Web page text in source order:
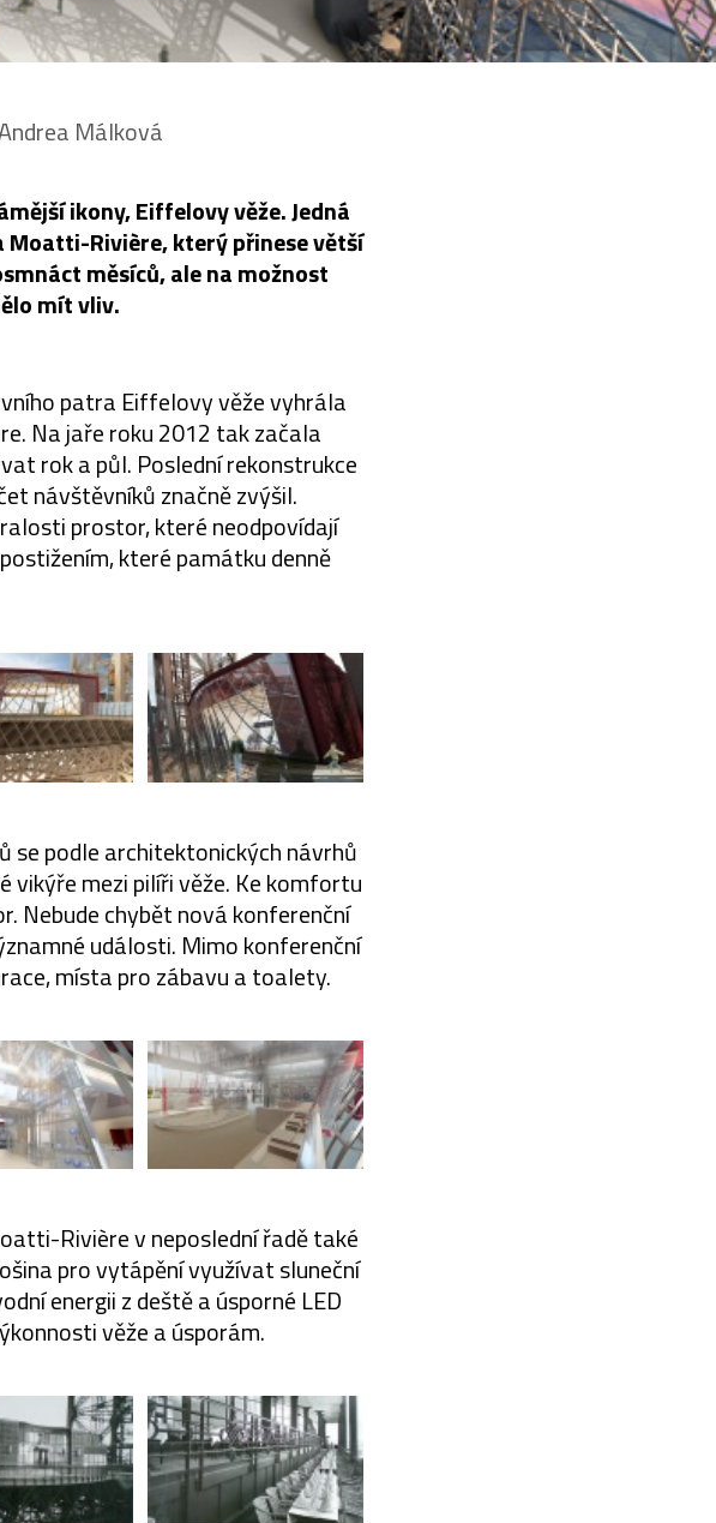
Málková
ikony, Eiffelovy věže. Jedná
Moatti-Rivière, který přinese větší
měsíců, ale na možnost
mít vliv.
patra Eiffelovy věže vyhrála
Na jaře roku 2012 tak začala
rok a půl. Poslední rekonstrukce
návštěvníků značně zvýšil.
prostor, které neodpovídají
které památku denně
se podle architektonických návrhů
vikýře mezi pilíři věže. Ke komfortu
Nebude chybět nová konferenční
události. Mimo konferenční
místa pro zábavu a toalety.
Rivière v neposlední řadě také
pro vytápění využívat sluneční
energii z deště a úsporné LED
věže a úsporám.